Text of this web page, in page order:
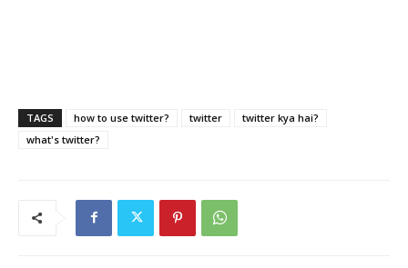
TAGS how to use twitter? twitter
twitter kya hai?
what's twitter?